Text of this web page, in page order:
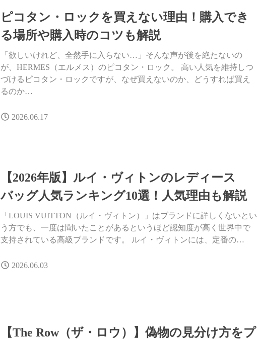
ピコタン・ロックを買えない理由！購入でき
る場所や購入時のコツも解説
「欲しいけれど、全然手に入らない…」そんな声が後を絶たないの
が、HERMES（エルメス）のピコタン・ロック。 高い人気を維持しつ
づけるピコタン・ロックですが、なぜ買えないのか、どうすれば買え
るのか…
2026.06.17
【2026年版】ルイ・ヴィトンのレディース
バッグ人気ランキング10選！人気理由も解説
「LOUIS VUITTON（ルイ・ヴィトン）」はブランドに詳しくないとい
う方でも、一度は聞いたことがあるというほど認知度が高く世界中で
支持されている高級ブランドです。 ルイ・ヴィトンには、定番の…
2026.06.03
【The Row（ザ・ロウ）】偽物の見分け方をプ